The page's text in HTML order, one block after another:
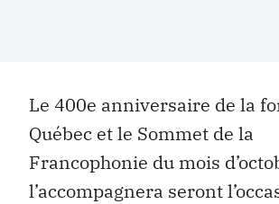
Le 400e anniversaire de la
Québec et le Sommet de la
Francophonie du mois
l’accompagnera seront